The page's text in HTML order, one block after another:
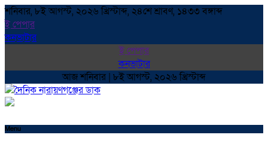
শনিবার, ৮ই আগস্ট, ২০২৬ খ্রিস্টাব্দ, ২৪শে শ্রাবণ, ১৪৩৩ বঙ্গাব্দ
ই পেপার
কনভাটার
ই পেপার
কনভাটার
আজ শনিবার | ৮ই আগস্ট, ২০২৬ খ্রিস্টাব্দ
Menu